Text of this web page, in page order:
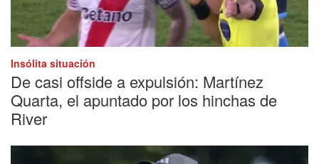
Insólita situación
De casi offside a expulsión: Martínez
Quarta, el apuntado por los hinchas de
River